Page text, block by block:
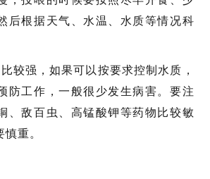
后根据天气、水温、水质等情况科
较强，如果可以按要求控制水质，
防工作，一般很少发生病害。要注
、敌百虫、高锰酸钾等药物比较敏
重。